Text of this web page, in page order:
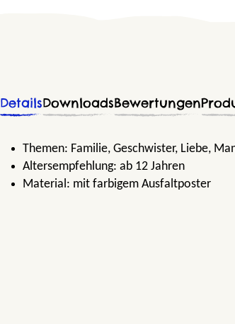
DetailsDownloadsBewertungen
Themen: Familie, Geschwister, Liebe,
Altersempfehlung: ab 12 Jahren
Material: mit farbigem Ausfaltposter